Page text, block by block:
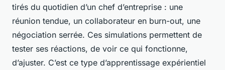
tirés du quotidien d’un chef d’entreprise : une
réunion tendue, un collaborateur en burn-out, une
négociation serrée. Ces simulations permettent de
tester ses réactions, de voir ce qui fonctionne,
d’ajuster. C’est ce type d’apprentissage expérientiel